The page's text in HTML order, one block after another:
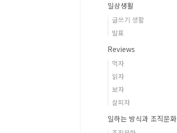
일상생활
글쓰기 생활
발표
Reviews
먹자
읽자
보자
살피자
일하는 방식과 조직문화